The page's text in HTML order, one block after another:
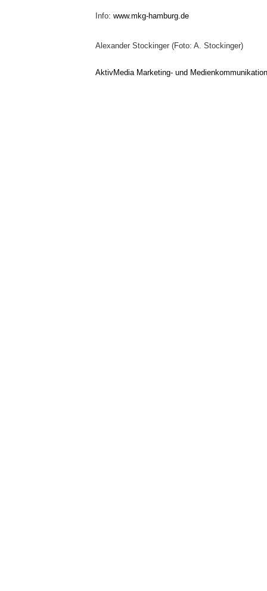
Info: www.mkg-hamburg.de
Alexander Stockinger (Foto: A. Stockinger)
AktivMedia Marketing- und